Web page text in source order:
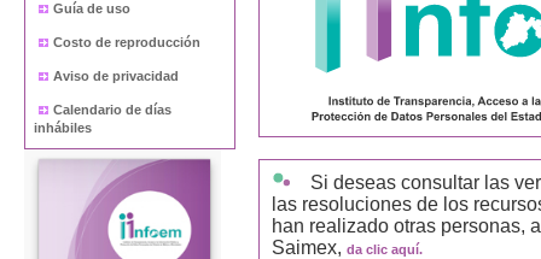
Guía de uso
Costo de reproducción
Aviso de privacidad
Calendario de días
inhábiles
Si deseas consultar las
las resoluciones de los
han realizado otras personas,
Saimex, da clic aquí.